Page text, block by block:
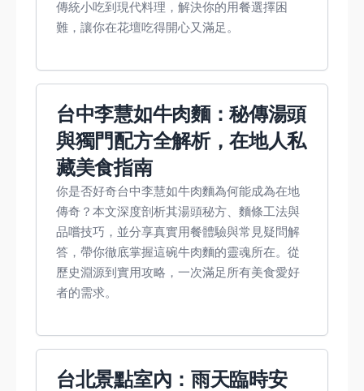
傳統小吃到現代料理，解決你的用餐選擇困
難，讓你在花壇吃得開心又滿足。
台中李慧如牛肉麵：秘傳湯頭
與獨門配方全解析，在地人私
藏美食指南
你是否好奇台中李慧如牛肉麵為何能成為在地
傳奇？本文深度剖析其湯頭秘方、麵條工法與
品嚐技巧，並分享真實用餐體驗與常見疑問解
答，帶你徹底掌握這碗牛肉麵的靈魂所在。從
歷史淵源到實用攻略，一次滿足所有美食愛好
者的需求。
台北景點室內：雨天臨時安